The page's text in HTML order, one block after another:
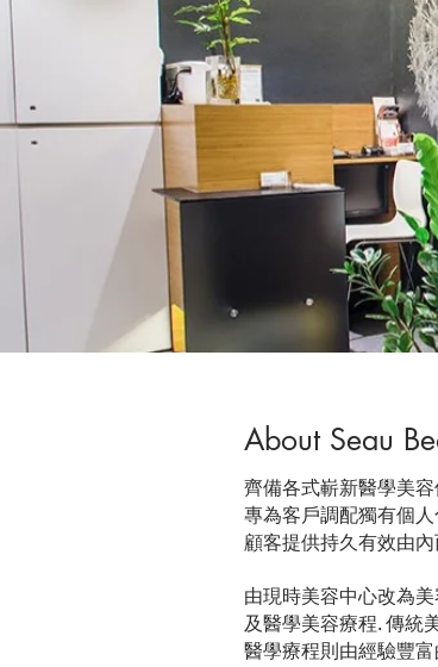
About Seau
齊備各式嶄新醫學美
專為客戶調配獨有個
顧客提供持久有效由內
由現時美容中心改為
及醫學美容療程. 傳統
醫學療程則由經驗豐